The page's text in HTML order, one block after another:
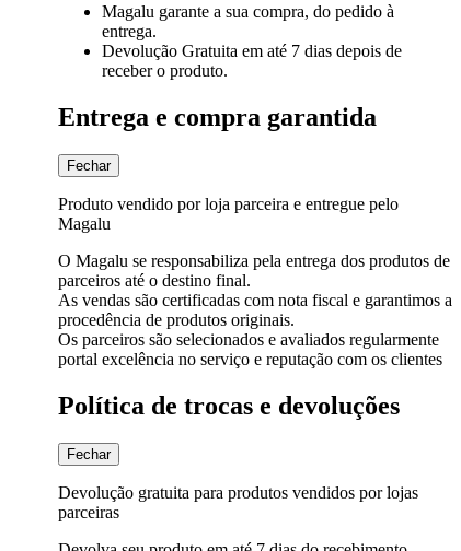
Magalu garante a sua compra, do pedido à
entrega.
Devolução Gratuita em até 7 dias depois de
receber o produto.
Entrega e compra garantida
Fechar
Produto vendido por loja parceira e entregue pelo
Magalu
O Magalu se responsabiliza pela entrega dos produtos de
parceiros até o destino final.
As vendas são certificadas com nota fiscal e garantimos a
procedência de produtos originais.
Os parceiros são selecionados e avaliados regularmente
portal excelência no serviço e reputação com os clientes
Política de trocas e devoluções
Fechar
Devolução gratuita para produtos vendidos por lojas
parceiras